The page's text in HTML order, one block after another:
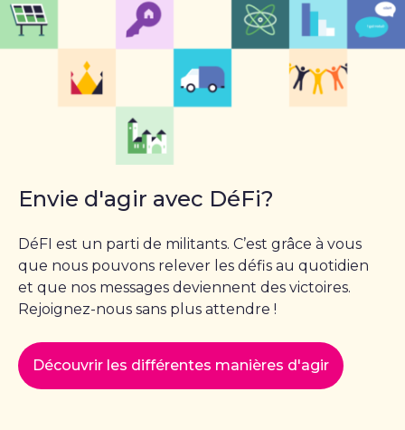
Envie d'agir avec DéFi?
DéFI est un parti de militants. C’est grâce à vous
que nous pouvons relever les défis au quotidien
et que nos messages deviennent des victoires.
Rejoignez-nous sans plus attendre !
Découvrir les différentes manières d'agir